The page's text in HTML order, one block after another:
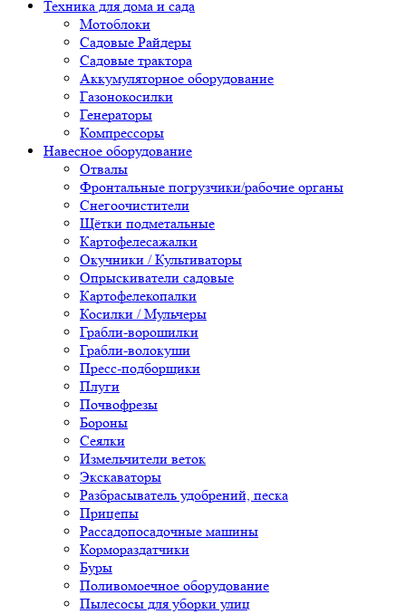
Техника для дома и сада
Мотоблоки
Садовые Райдеры
Садовые трактора
Аккумуляторное оборудование
Газонокосилки
Генераторы
Компрессоры
Навесное оборудование
Отвалы
Фронтальные погрузчики/рабочие органы
Снегоочистители
Щётки подметальные
Картофелесажалки
Окучники / Культиваторы
Опрыскиватели садовые
Картофелекопалки
Косилки / Мульчеры
Грабли-ворошилки
Грабли-волокуши
Пресс-подборщики
Плуги
Почвофрезы
Бороны
Сеялки
Измельчители веток
Экскаваторы
Разбрасыватель удобрений, песка
Прицепы
Рассадопосадочные машины
Кормораздатчики
Буры
Поливомоечное оборудование
Пылесосы для уборки улиц